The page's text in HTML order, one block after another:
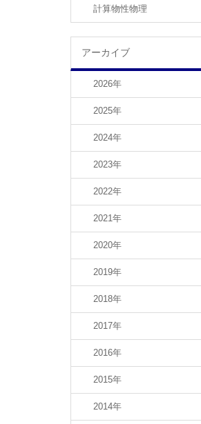
計算物性物理
アーカイブ
2026年
2025年
2024年
2023年
2022年
2021年
2020年
2019年
2018年
2017年
2016年
2015年
2014年